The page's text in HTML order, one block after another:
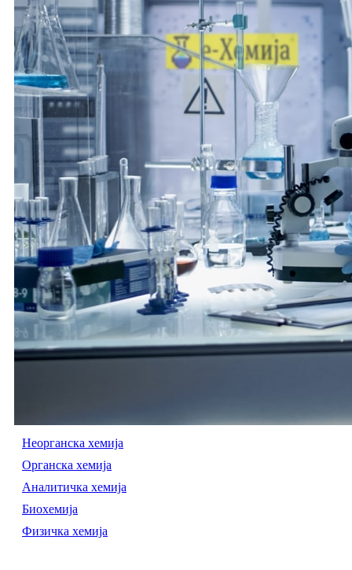
Неорганска хемија
Органска хемија
Аналитичка хемија
Биохемија
Физичка хемија